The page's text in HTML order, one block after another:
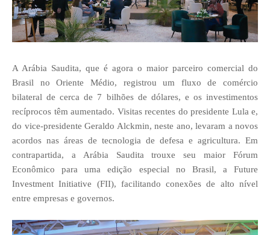
A Arábia Saudita, que é agora o maior parceiro comercial do
Brasil no Oriente Médio, registrou um fluxo de comércio
bilateral de cerca de 7 bilhões de dólares, e os investimentos
recíprocos têm aumentado. Visitas recentes do presidente Lula e,
do vice-presidente Geraldo Alckmin, neste ano, levaram a novos
acordos nas áreas de tecnologia de defesa e agricultura. Em
contrapartida, a Arábia Saudita trouxe seu maior Fórum
Econômico para uma edição especial no Brasil, a Future
Investment Initiative (FII), facilitando conexões de alto nível
entre empresas e governos.